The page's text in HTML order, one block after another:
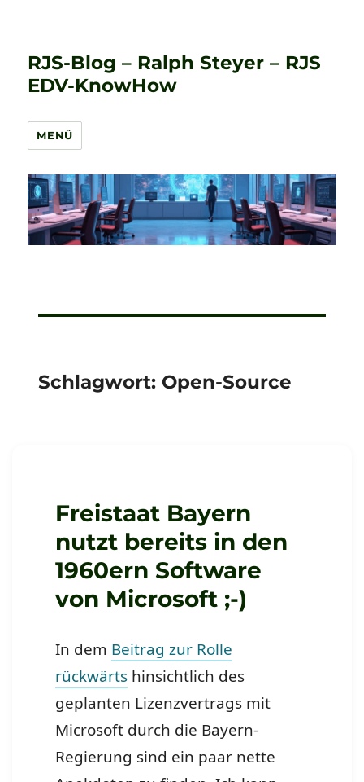
RJS-Blog – Ralph Steyer – RJS
EDV-KnowHow
MENÜ
Schlagwort: Open-Source
Freistaat Bayern
nutzt bereits in den
1960ern Software
von Microsoft ;-)
In dem Beitrag zur Rolle
rückwärts hinsichtlich des
geplanten Lizenzvertrags mit
Microsoft durch die Bayern-
Regierung sind ein paar nette